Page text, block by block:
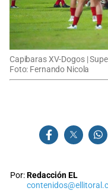
Capibaras XV-Dogos |
Foto: Fernando Nicola
Por:Redacción EL